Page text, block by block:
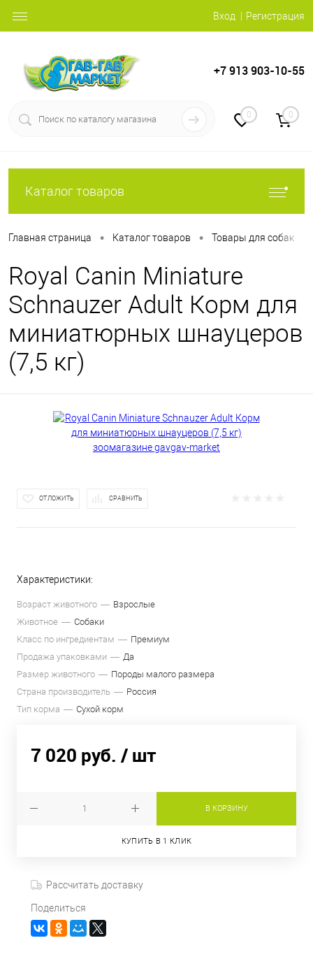
Вход Регистрация
+7 913 903-10-55
0 0
Каталог товаров
Главная страница • Каталог товаров • Товары для собак
Royal Canin Miniature
Schnauzer Adult Корм для
миниатюрных шнауцеров
(7,5 кг)
ОТЛОЖИТЬ СРАВНИТЬ
Характеристики:
Возраст животного
Взрослые
Животное
Собаки
Класс по ингредиентам
Премиум
Продажа упаковками
Да
Размер животного
Породы малого размера
Страна производитель
Россия
Тип корма
Сухой корм
7 020 руб. / шт
В КОРЗИНУ
КУПИТЬ В 1 КЛИК
Рассчитать доставку
Поделиться